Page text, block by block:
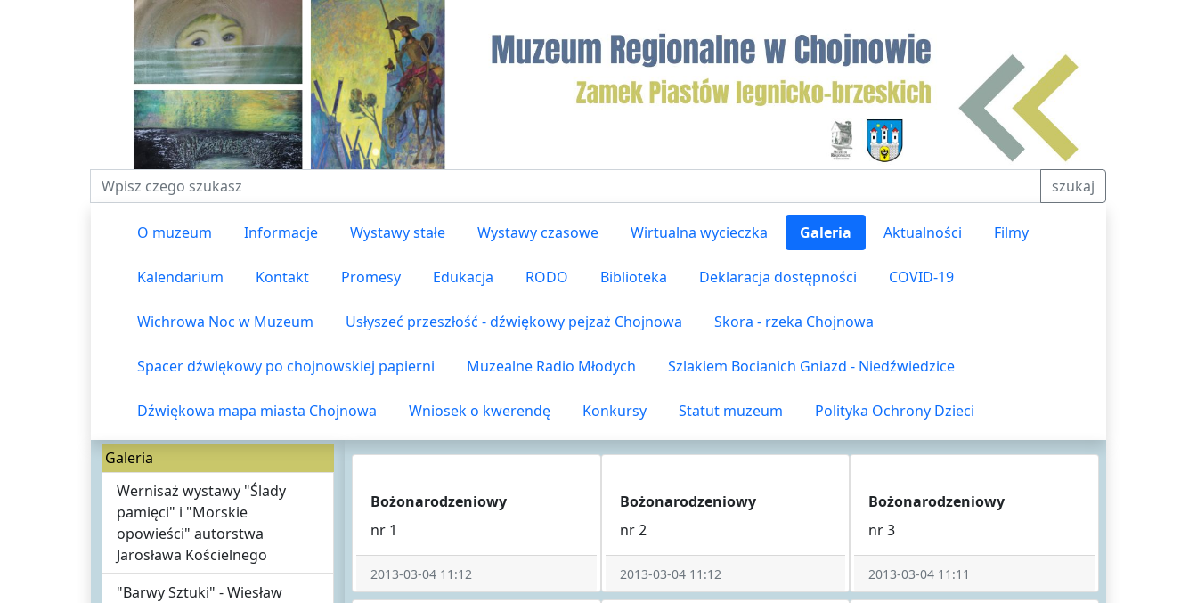
Fraza do wyszukiwania szukaj
O muzeum Informacje Wystawy stałe Wystawy czasowe Wirtualna wycieczka Galeria Aktualności Filmy
Kalendarium Kontakt Promesy Edukacja RODO Biblioteka Deklaracja dostępności COVID-19
Wichrowa Noc w Muzeum Usłyszeć przeszłość - dźwiękowy pejzaż Chojnowa Skora - rzeka Chojnowa
Spacer dźwiękowy po chojnowskiej papierni Muzealne Radio Młodych Szlakiem Bocianich Gniazd - Niedźwiedzice
Dźwiękowa mapa miasta Chojnowa Wniosek o kwerendę Konkursy Statut muzeum Polityka Ochrony Dzieci
Galeria
Wernisaż wystawy "Ślady
pamięci" i "Morskie
opowieści" autorstwa
Jarosława Kościelnego
"Barwy Sztuki" - Wiesław
Bożonarodzeniowy
nr 1
2013-03-04 11:12
Bożonarodzeniowy
nr 2
2013-03-04 11:12
Bożonarodzeniowy
nr 3
2013-03-04 11:11